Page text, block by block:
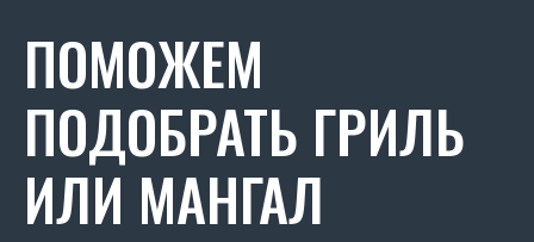
ПОМОЖЕМ
ПОДОБРАТЬ ГРИЛЬ
ИЛИ МАНГАЛ